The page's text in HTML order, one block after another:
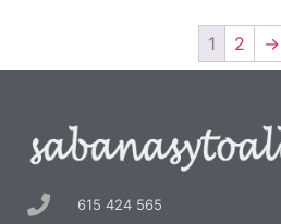
1 2 →
615 424 565